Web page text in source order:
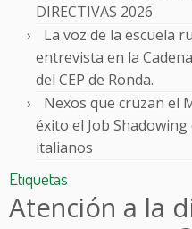
DIRECTIVAS 2026
La voz de la escuela
entrevista en la
del CEP de Ronda.
Nexos que cruzan el
éxito el Job
italianos
Etiquetas
Atención a la